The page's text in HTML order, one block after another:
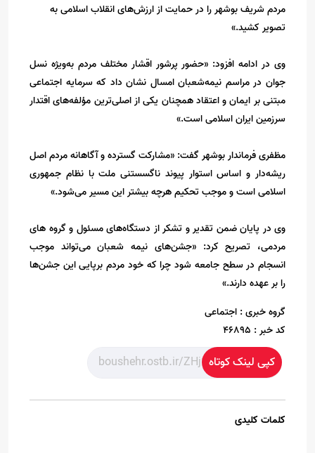
مردم شریف بوشهر را در حمایت از ارزش‌های انقلاب اسلامی به
تصویر کشید.»
وی در ادامه افزود: «حضور پرشور اقشار مختلف مردم به‌ویژه نسل
جوان در مراسم نیمه‌شعبان امسال نشان داد که سرمایه اجتماعی
مبتنی بر ایمان و اعتقاد همچنان یکی از اصلی‌ترین مؤلفه‌های اقتدار
سرزمین ایران اسلامی است‌.»
مظفری فرماندار بوشهر گفت: «مشارکت گسترده و آگاهانه مردم اصل
ریشه‌دار و اساس استوار پیوند ناگسستنی ملت با نظام جمهوری
اسلامی است و موجب تحکیم هرچه بیشتر این مسیر می‌شود.»
وی در پایان ضمن تقدیر و تشکر از دستگاه‌های مسئول و گروه های
مردمی، تصریح کرد: «جشن‌های نیمه شعبان می‌تواند موجب
انسجام در سطح جامعه شود چرا که خود مردم برپایی این جشن‌ها
را بر عهده دارند.»
گروه خبری : اجتماعی
کد خبر : 46895
کپی لینک کوتاه
کلمات کلیدی